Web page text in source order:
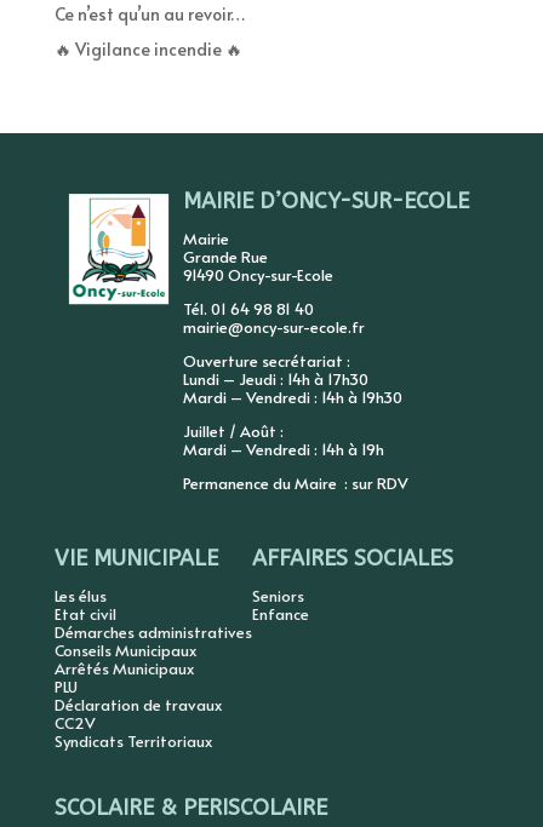
Ce n’est qu’un au revoir…
🔥 Vigilance incendie 🔥
MAIRIE D’ONCY-SUR-ECOLE
Mairie
Grande Rue
91490 Oncy-sur-Ecole
Tél. 01 64 98 81 40
mairie@oncy-sur-ecole.fr
Ouverture secrétariat :
Lundi – Jeudi : 14h à 17h30
Mardi – Vendredi : 14h à 19h30
Juillet / Août :
Mardi – Vendredi : 14h à 19h
Permanence du Maire : sur RDV
VIE MUNICIPALE
Les élus
Etat civil
Démarches administratives
Conseils Municipaux
Arrêtés Municipaux
PLU
Déclaration de travaux
CC2V
Syndicats Territoriaux
AFFAIRES SOCIALES
Seniors
Enfance
SCOLAIRE & PERISCOLAIRE